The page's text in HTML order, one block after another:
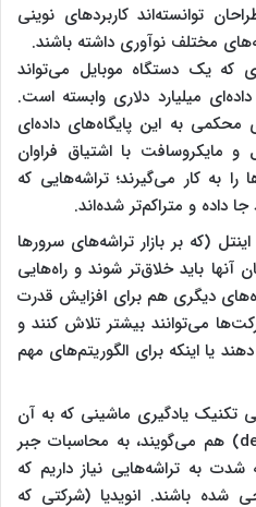
توانسته‌اند کاربردهای نوینی
مختلف نوآوری داشته باشند.
که یک دستگاه موبایل می‌تواند
میلیارد دلاری وابسته است.
محکمی به این پایگاه‌های داده‌ای
مایکروسافت با اشتیاق فراوان
به کار می‌گیرند؛ تراشه‌هایی که
داده و متراکم‌تر شده‌اند.
(که بر بازار تراشه‌های سرورها
آنها باید خلاق‌تر شوند و راه‌هایی
دیگری هم برای افزایش قدرت
می‌توانند بیشتر تلاش کنند و
یا اینکه برای الگوریتم‌های مهم
تکنیک یادگیری ماشینی که به آن
«یادگیری عمیق» (deep learning) هم می‌گویند، به محاسبات جبر
به تراشه‌هایی نیاز داریم که
شده باشند. انویدیا (شرکتی که